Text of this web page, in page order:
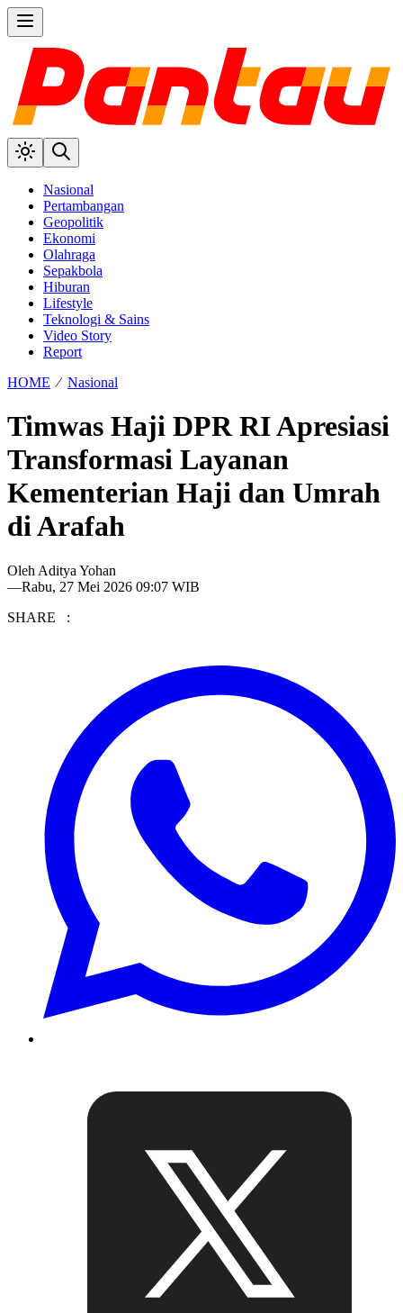
Nasional
Pertambangan
Geopolitik
Ekonomi
Olahraga
Sepakbola
Hiburan
Lifestyle
Teknologi & Sains
Video Story
Report
HOME ⁄ Nasional
Timwas Haji DPR RI Apresiasi
Transformasi Layanan
Kementerian Haji dan Umrah
di Arafah
Oleh Aditya Yohan
—Rabu, 27 Mei 2026 09:07 WIB
SHARE :